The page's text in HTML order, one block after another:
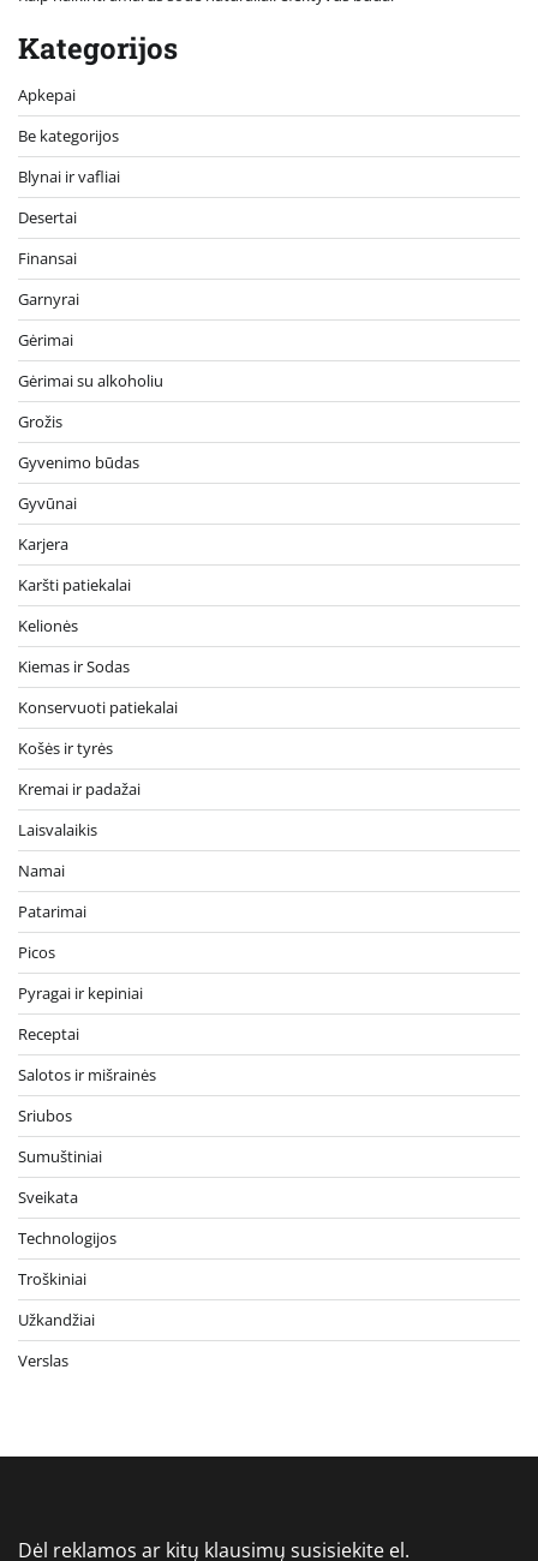
Kategorijos
Apkepai
Be kategorijos
Blynai ir vafliai
Desertai
Finansai
Garnyrai
Gėrimai
Gėrimai su alkoholiu
Grožis
Gyvenimo būdas
Gyvūnai
Karjera
Karšti patiekalai
Kelionės
Kiemas ir Sodas
Konservuoti patiekalai
Košės ir tyrės
Kremai ir padažai
Laisvalaikis
Namai
Patarimai
Picos
Pyragai ir kepiniai
Receptai
Salotos ir mišrainės
Sriubos
Sumuštiniai
Sveikata
Technologijos
Troškiniai
Užkandžiai
Verslas
Dėl reklamos ar kitų klausimų susisiekite el.